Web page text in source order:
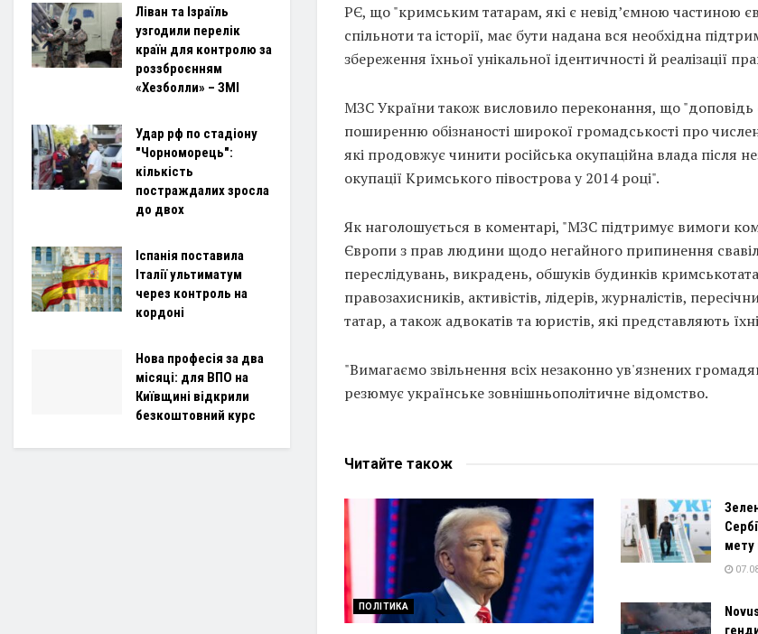
РЄ, що "кримським татарам, які є невід’ємною частиною
спільноти та історії, має бути надана вся необхідна
збереження їхньої унікальної ідентичності й реалізації
МЗС України також висловило переконання, що
поширенню обізнаності широкої громадськості про
які продовжує чинити російська окупаційна влада після
окупації Кримського півострова у 2014 році".
Як наголошується в коментарі, "МЗС підтримує вимоги
Європи з прав людини щодо негайного припинення
переслідувань, викрадень, обшуків будинків
правозахисників, активістів, лідерів, журналістів,
татар, а також адвокатів та юристів, які представляють
"Вимагаємо звільнення всіх незаконно ув'язнених
резюмує українське зовнішньополітичне відомство.
Читайте також
ПОЛІТИКА
мету
Ліван та Ізраїль
узгодили перелік
країн для контролю за
роззброєнням
«Хезболли» – ЗМІ
Удар рф по стадіону
"Чорноморець":
кількість
постраждалих зросла
до двох
Іспанія поставила
Італії ультиматум
через контроль на
кордоні
Нова професія за два
місяці: для ВПО на
Київщині відкрили
безкоштовний курс